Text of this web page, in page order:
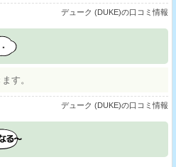
デューク (DUKE)の口コミ情報
す。
デューク (DUKE)の口コミ情報